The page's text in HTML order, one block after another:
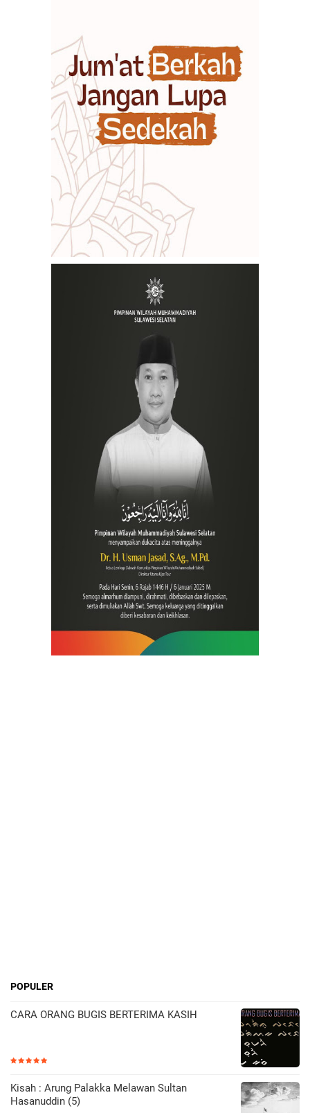
POPULER
CARA ORANG BUGIS BERTERIMA KASIH
Kisah : Arung Palakka Melawan Sultan
Hasanuddin (5)